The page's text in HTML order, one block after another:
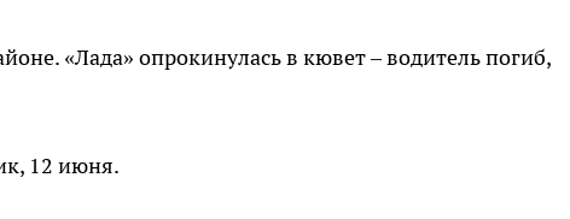
«Лада» опрокинулась в кювет – водитель погиб,
12 июня.